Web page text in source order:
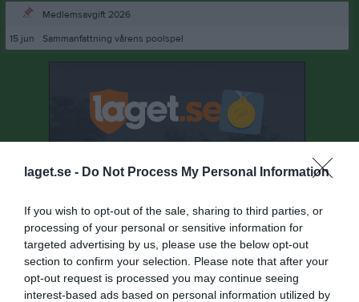
laget.se - Do Not Process My Personal Information
If you wish to opt-out of the sale, sharing to third parties, or
processing of your personal or sensitive information for
targeted advertising by us, please use the below opt-out
section to confirm your selection. Please note that after your
opt-out request is processed you may continue seeing
interest-based ads based on personal information utilized by
Medlemsavgift 2026
15 jun
Sammanfattning vårens poolspel